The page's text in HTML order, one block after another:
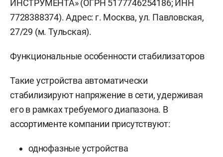
ИНСТРУМЕНТА» (ОГРН 5177746254186; ИНН
7728388374). Адрес: г. Москва, ул. Павловская,
27/29 (м. Тульская).
Функциональные особенности стабилизаторов
Такие устройства автоматически
стабилизируют напряжение в сети, удерживая
его в рамках требуемого диапазона. В
ассортименте компании присутствуют:
однофазные устройства